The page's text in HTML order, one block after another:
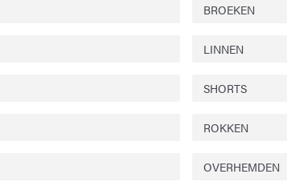
BROEKEN
LINNEN
SHORTS
ROKKEN
OVERHEMDEN